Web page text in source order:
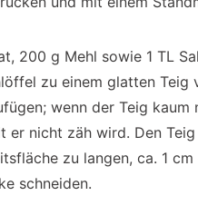
200 g Mehl sowie 1 TL
zu einem glatten Teig
wenn der Teig
er nicht zäh wird. Den
zu langen, ca. 1
schneiden.